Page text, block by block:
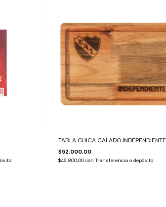
TABLA CHICA CALADO INDEPENDIENTE
$52.000,00
$46.800,00 con Transferencia o depósito